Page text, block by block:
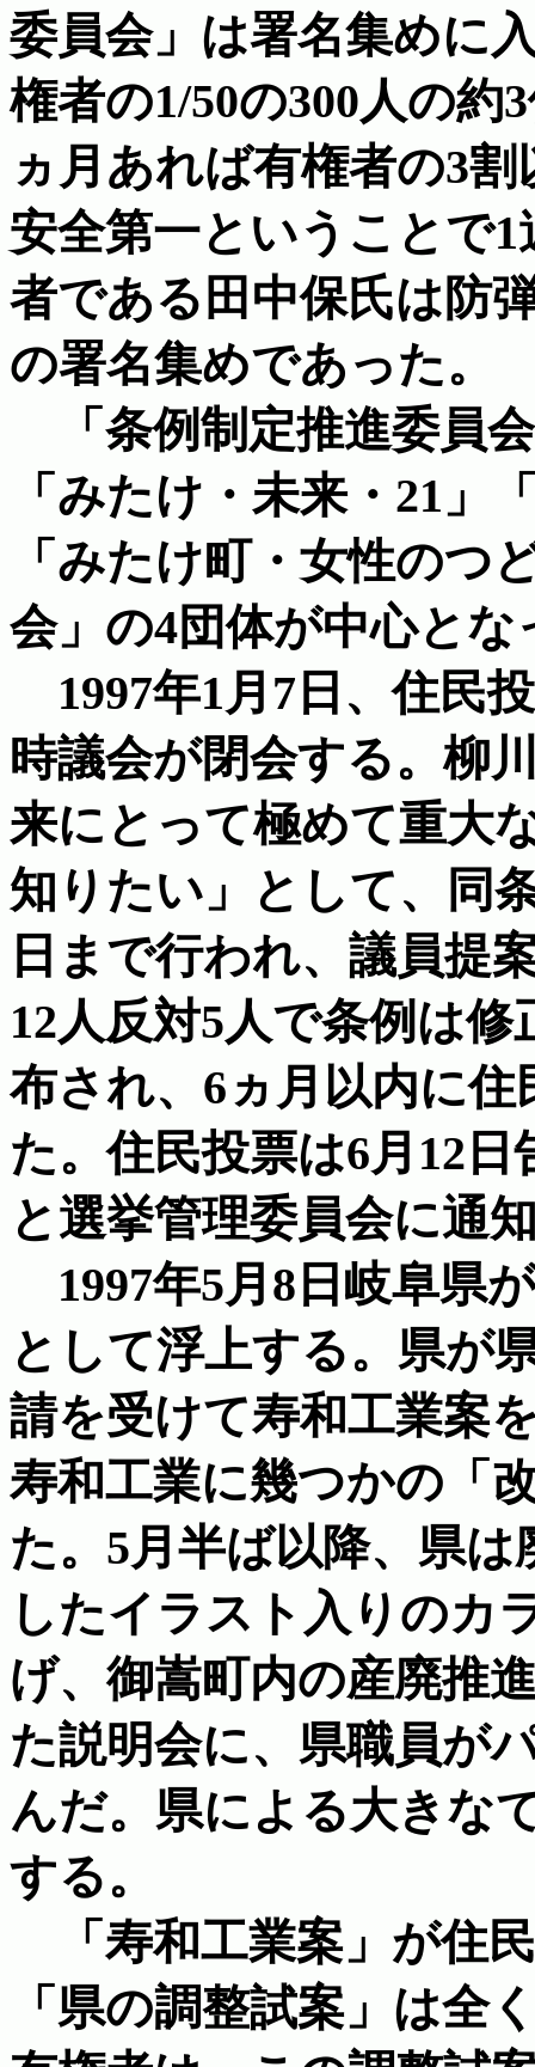
委員会」は署名集めに
権者の1/50の300人の約
ヵ月あれば有権者の3
安全第一ということで
者である田中保氏は防
の署名集めであった。
「条例制定推進委員
「みたけ・未来・21」
「みたけ町・女性のつ
会」の4団体が中心と
1997年1月7日、住民
時議会が閉会する。柳
来にとって極めて重大
知りたい」として、同
日まで行われ、議員提
12人反対5人で条例は
布され、6ヵ月以内に
た。住民投票は6月12
と選挙管理委員会に通
1997年5月8日岐阜県
として浮上する。県が
請を受けて寿和工業案
寿和工業に幾つかの「
た。5月半ば以降、県
したイラスト入りのカ
げ、御嵩町内の産廃推
た説明会に、県職員が
んだ。県による大きな
する。
「寿和工業案」が住
「県の調整試案」は全